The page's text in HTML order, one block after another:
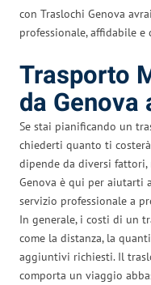
con Traslochi Genova
professionale, affidabile e
Trasporto
da Genova
Se stai pianificando un
chiederti quanto ti
dipende da diversi fattori,
Genova è qui per aiutarti
servizio professionale a
In generale, i costi di un
come la distanza, la
aggiuntivi richiesti. Il
comporta un viaggio